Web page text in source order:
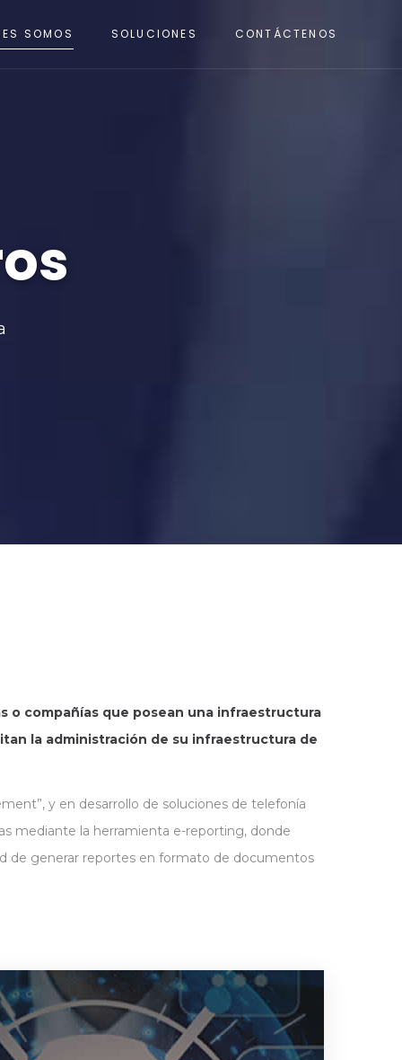
SOMOS SOLUCIONES CONTÁCTENOS
o compañías que posean una infraestructura
la administración de su infraestructura de
y en desarrollo de soluciones de telefonía
mediante la herramienta e-reporting, donde
de generar reportes en formato de documentos